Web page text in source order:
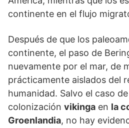
continente en el flujo
Después de que los
continente, el paso de
nuevamente por el mar, de
prácticamente aislados del
humanidad. Salvo el caso
colonización vikinga en la
Groenlandia, no hay